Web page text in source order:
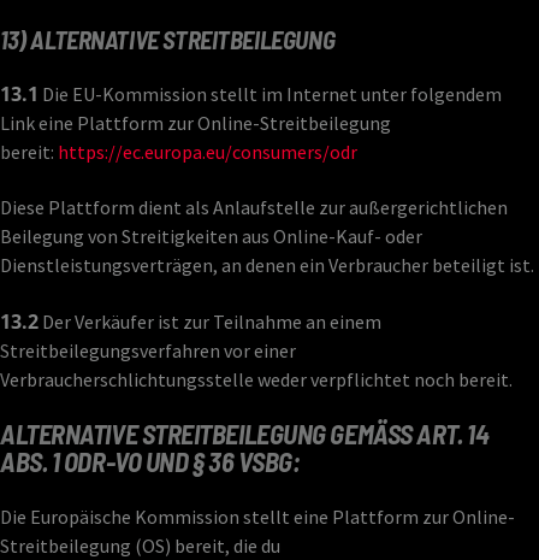
13) ALTERNATIVE STREITBEILEGUNG
13.1 Die EU-Kommission stellt im Internet unter folgendem
Link eine Plattform zur Online-Streitbeilegung
bereit: https://ec.europa.eu/consumers/odr
Diese Plattform dient als Anlaufstelle zur außergerichtlichen
Beilegung von Streitigkeiten aus Online-Kauf- oder
Dienstleistungsverträgen, an denen ein Verbraucher beteiligt ist.
13.2 Der Verkäufer ist zur Teilnahme an einem
Streitbeilegungsverfahren vor einer
Verbraucherschlichtungsstelle weder verpflichtet noch bereit.
ALTERNATIVE STREITBEILEGUNG GEMÄSS ART. 14 A
BS. 1 ODR-VO UND § 36 VSBG:
Die Europäische Kommission stellt eine Plattform zur Online-
Streitbeilegung (OS) bereit, die du